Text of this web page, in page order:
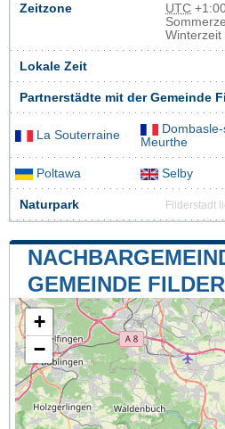
Zeitzone UTC
Winterzeit
Lokale Zeit
Partnerstädte mit der Gemeinde
La Souterraine
Meurthe
Poltawa Selby
Naturpark Filderstadt
GEMEINDE
+
−